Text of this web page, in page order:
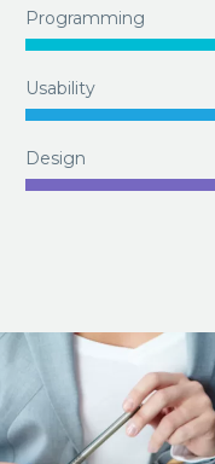
Programming
Usability
Design